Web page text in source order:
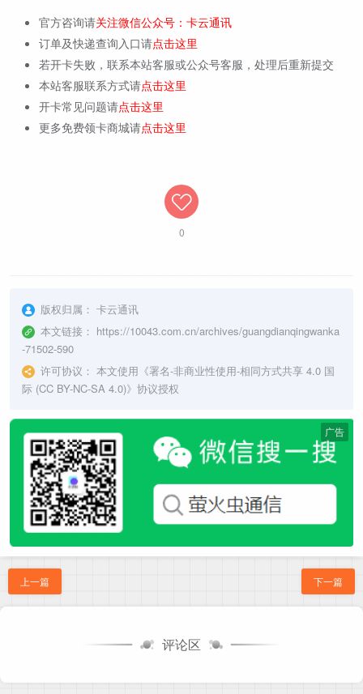
官方咨询请关注微信公众号：卡云通讯
订单及快递查询入口请点击这里
若开卡失败，联系本站客服或公众号客服，处理后重新提交
本站客服联系方式请点击这里
开卡常见问题请点击这里
更多免费领卡商城请点击这里
0
版权归属： 卡云通讯
本文链接： https://10043.com.cn/archives/guangdianqingwanka
-71502-590
许可协议： 本文使用《署名-非商业性使用-相同方式共享 4.0 国
际 (CC BY-NC-SA 4.0)》协议授权
广告
上一篇 下一篇
评论区